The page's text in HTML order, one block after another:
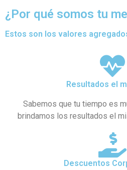
¿Por qué somos tu
Estos son los valores
Resultados el
Sabemos que tu tiempo es
brindamos los resultados el
Descuentos